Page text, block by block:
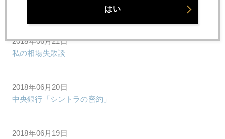
2018年06月21日
私の相場失敗談
2018年06月20日
中央銀行「シントラの密約」
2018年06月19日
はい